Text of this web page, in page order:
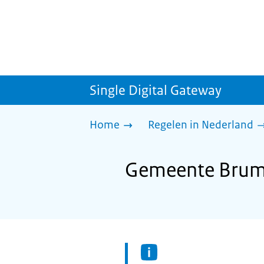
Single Digital Gateway
Home Regelen in Nederland
Gemeente